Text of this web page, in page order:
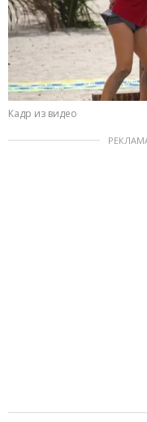
Кадр из видео